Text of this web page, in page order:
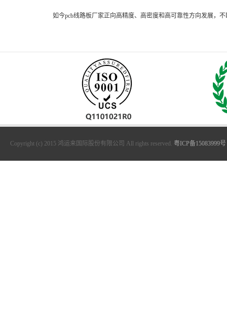
如今pcb线路板厂家正向高精度、高密度和高可靠性方向发展，不
Copyright (c) 2015 鸿运来国际股份有限公司 All rights reserved. 粤ICP备15083999号